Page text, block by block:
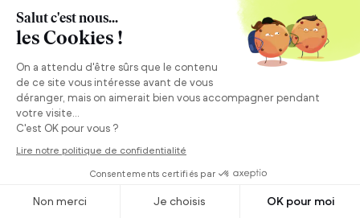
Face au neuf, on a un
plan B pour
planète.
On a obtenu la certification B Corp.
En savoir plus